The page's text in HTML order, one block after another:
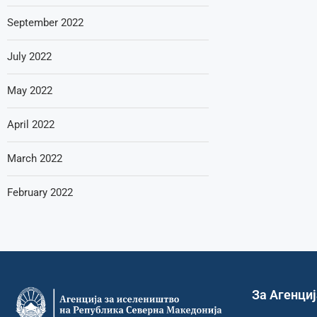
September 2022
July 2022
May 2022
April 2022
March 2022
February 2022
За